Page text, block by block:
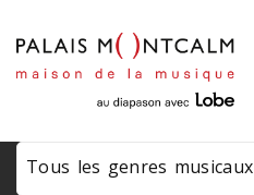
Tous les genres musicaux